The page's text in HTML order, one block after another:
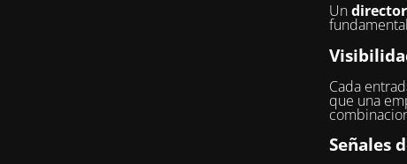
Un
Cada
que una
Señales